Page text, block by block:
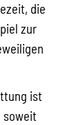
die
zur
ist
soweit